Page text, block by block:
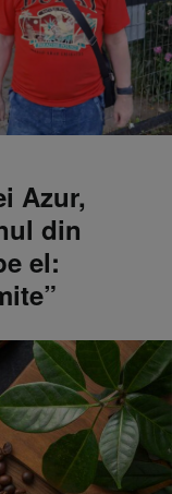
Azur,
din
el: